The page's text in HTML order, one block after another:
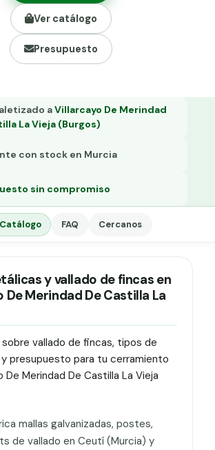
18
Ver catálogo
Presupuesto
aVillarcayo De Merindad
La Vieja (Burgos)
con stock en Murcia
sin compromiso
Catálogo FAQ Cercanos
y vallado de fincas en
De Merindad De Castilla La
vallado de fincas, tipos de
y presupuesto para tu cerramiento
De Merindad De Castilla La Vieja
mallas galvanizadas, postes,
de vallado en Ceutí (Murcia) y